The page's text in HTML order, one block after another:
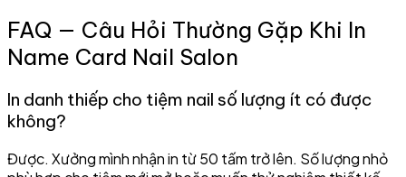
FAQ — Câu Hỏi Thường Gặp Khi In
Name Card Nail Salon
In danh thiếp cho tiệm nail số lượng ít có được
không?
Được. Xưởng mình nhận in từ 50 tấm trở lên. Số lượng nhỏ